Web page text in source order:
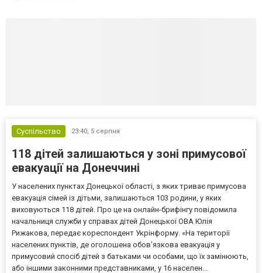
Суспільство 23:40, 5 серпня
118 дітей залишаються у зоні примусової
евакуації на Донеччині
У населених пунктах Донецької області, з яких триває примусова
евакуація сімей із дітьми, залишаються 103 родини, у яких
виховуються 118 дітей. Про це на онлайн-брифінгу повідомила
начальниця служби у справах дітей Донецької ОВА Юлія
Рижакова, передає кореспондент Укрінформу. «На території
населених пунктів, де оголошена обов’язкова евакуація у
примусовий спосіб дітей з батьками чи особами, що їх замінюють,
або іншими законними представниками, у 16 населен...